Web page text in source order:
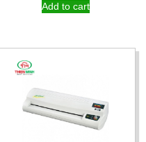
Add to cart